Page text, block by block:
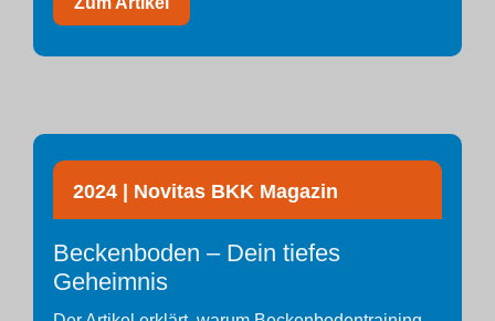
2024 | Novitas BKK Magazin
Beckenboden – Dein tiefes
Geheimnis